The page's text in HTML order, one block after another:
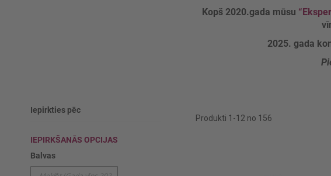
Kopš 2020.gada mūsu
2025. gada
Produkti 1 -12 no 156
Iepirkties pēc
IEPIRKŠANĀS OPCIJAS
Balvas